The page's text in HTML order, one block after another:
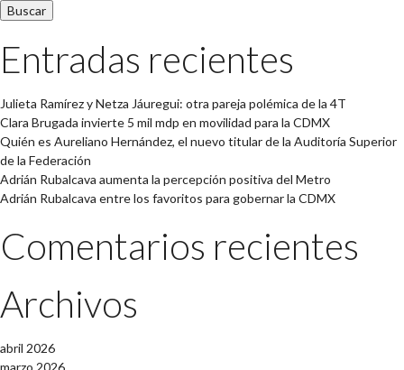
Entradas recientes
Julieta Ramírez y Netza Jáuregui: otra pareja polémica de la 4T
Clara Brugada invierte 5 mil mdp en movilidad para la CDMX
Quién es Aureliano Hernández, el nuevo titular de la Auditoría Superior
de la Federación
Adrián Rubalcava aumenta la percepción positiva del Metro
Adrián Rubalcava entre los favoritos para gobernar la CDMX
Comentarios recientes
Archivos
abril 2026